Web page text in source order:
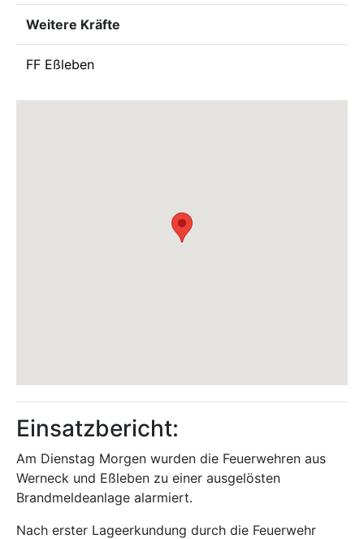
Weitere Kräfte
FF Eßleben
Einsatzbericht:
Am Dienstag Morgen wurden die Feuerwehren aus
Werneck und Eßleben zu einer ausgelösten
Brandmeldeanlage alarmiert.
Nach erster Lageerkundung durch die Feuerwehr